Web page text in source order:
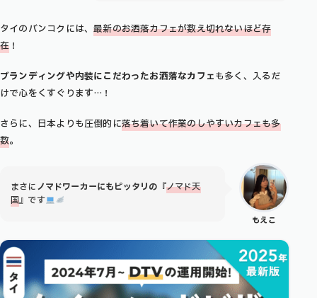
タイのバンコクには、最新のお洒落カフェが数え切れないほど存
在 ！
ブランディングや内装にこだわったお洒落なカフェも多く、入るだ
けで心をくすぐります…！
さらに、日本よりも圧倒的に落ち着いて作業のしやすいカフェも多
数。
もえこ
まさにノマドワーカーにもピッタリの『ノマド天
国』です